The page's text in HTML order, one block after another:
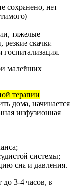
сохранено, нет
—
тяжелые
резкие скачки
госпитализация.
малейших
терапии
дома, начинается
инфузионная
системы;
сна и давления.
3-4 часов, в